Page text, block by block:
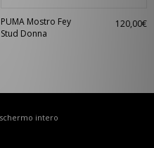
PUMA Mostro Fey
Stud Donna
120,00€
schermo intero